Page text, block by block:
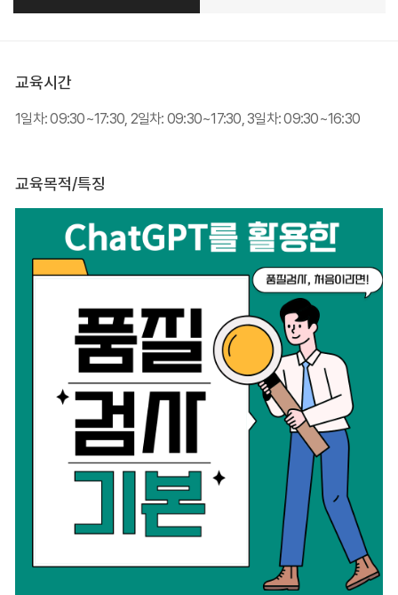
교육시간
1일차: 09:30~17:30, 2일차: 09:30~17:30, 3일차: 09:30~16:30
교육목적/특징